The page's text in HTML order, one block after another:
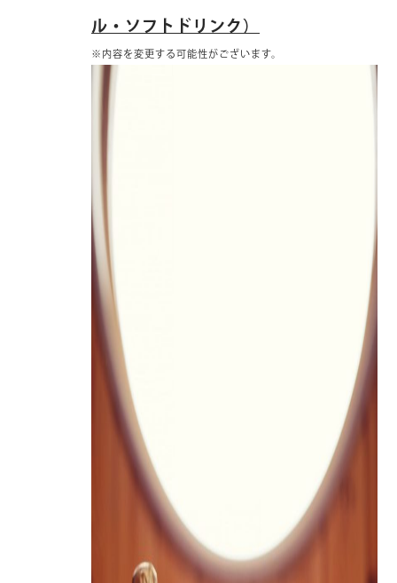
ル・ソフトドリンク）
※内容を変更する可能性がございます。